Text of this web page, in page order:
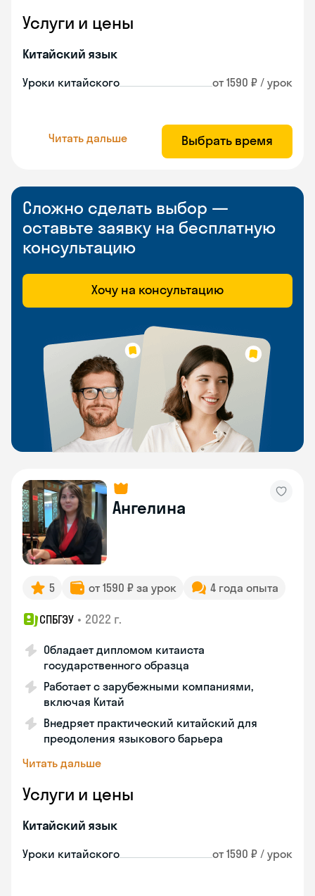
Услуги и цены
Китайский язык
Уроки китайского от 1590 ₽ / урок
Читать дальше Выбрать время
Сложно сделать выбор —
оставьте заявку на бесплатную
консультацию
Хочу на консультацию
Ангелина
5 от 1590 ₽ за урок 4 года опыта
СПБГЭУ • 2022 г.
Обладает дипломом китаиста
государственного образца
Работает с зарубежными компаниями,
включая Китай
Внедряет практический китайский для
преодоления языкового барьера
Читать дальше
Услуги и цены
Китайский язык
Уроки китайского от 1590 ₽ / урок